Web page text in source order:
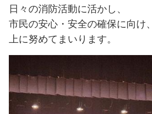
日々の消防活動に活かし、
市民の安心・安全の確保に向け
上に努めてまいります。